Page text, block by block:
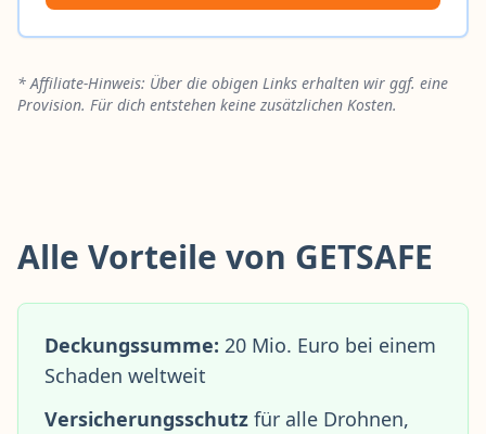
* Affiliate-Hinweis: Über die obigen Links erhalten wir ggf. eine
Provision. Für dich entstehen keine zusätzlichen Kosten.
Alle Vorteile von GETSAFE
Deckungssumme: 20 Mio. Euro bei einem
Schaden weltweit
Versicherungsschutz für alle Drohnen,